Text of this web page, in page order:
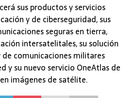
sus productos y servicios
y de ciberseguridad, sus
seguras en tierra,
intersatelitales, su solución
comunicaciones militares
y su nuevo servicio OneAtlas de
imágenes de satélite.